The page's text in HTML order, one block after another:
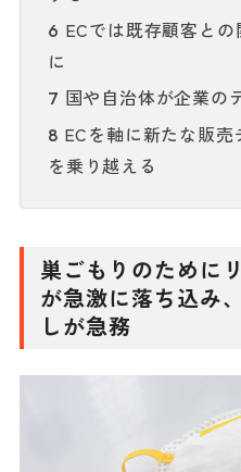
6 ECでは既存顧客と
に
7 国や自治体が企業の
8 ECを軸に新たな販
を乗り越える
巣ごもりのために
が急激に落ち込み
しが急務